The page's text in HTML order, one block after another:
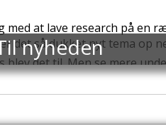
med at lave research på
det så dukket nyt tema op
blev det til. Men se mere
til 2.284 artikler på
nyheden